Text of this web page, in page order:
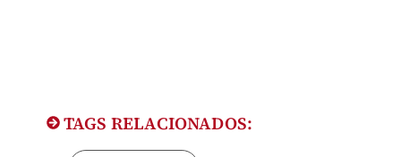
TAGS RELACIONADOS: